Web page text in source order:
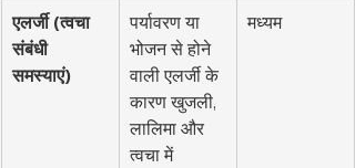
एलर्जी (त्वचा
संबंधी
समस्याएं)
पर्यावरण या
भोजन से होने
वाली एलर्जी के
कारण खुजली,
लालिमा और
त्वचा में
मध्यम